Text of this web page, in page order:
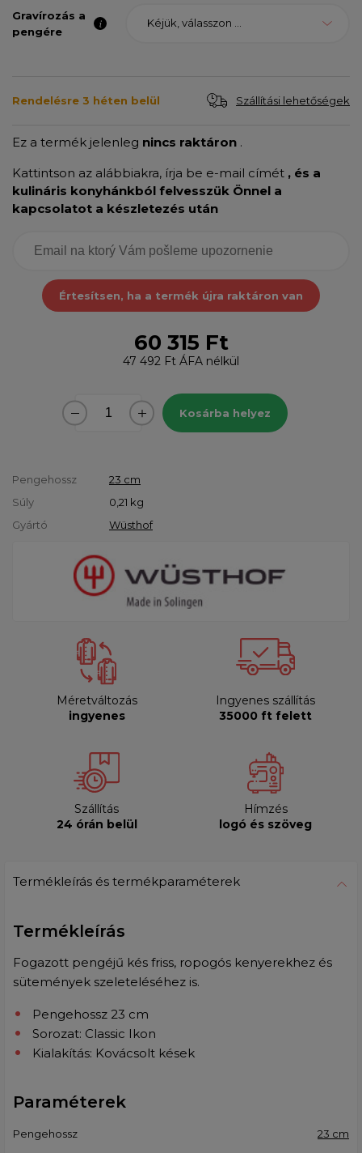
Gravírozás a
pengére
Kéjük, válasszon ...
Rendelésre 3 héten belül Szállítási lehetőségek
Ez a termék jelenleg nincs raktáron .
Kattintson az alábbiakra, írja be e-mail címét , és a
kulináris konyhánkból felvesszük Önnel a
kapcsolatot a készletezés után
Értesítsen, ha a termék újra raktáron van
60 315 Ft
47 492 Ft ÁFA nélkül
Kosárba helyez
Pengehossz
23 cm
Súly
0,21 kg
Gyártó
Wüsthof
Méretváltozás
ingyenes
Ingyenes szállítás
35000 ft felett
Szállítás
24 órán belül
Hímzés
logó és szöveg
Termékleírás és termékparaméterek
Termékleírás
Fogazott pengéjű kés friss, ropogós kenyerekhez és
sütemények szeleteléséhez is.
Pengehossz 23 cm
Sorozat: Classic Ikon
Kialakítás: Kovácsolt kések
Paraméterek
Pengehossz 23 cm